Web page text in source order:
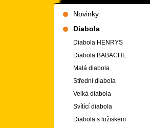
Novinky
Diabola
Diabola HENRYS
Diabola BABACHE
Malá diabola
Střední diabola
Velká diabola
Svítící diabola
Diabola s ložiskem